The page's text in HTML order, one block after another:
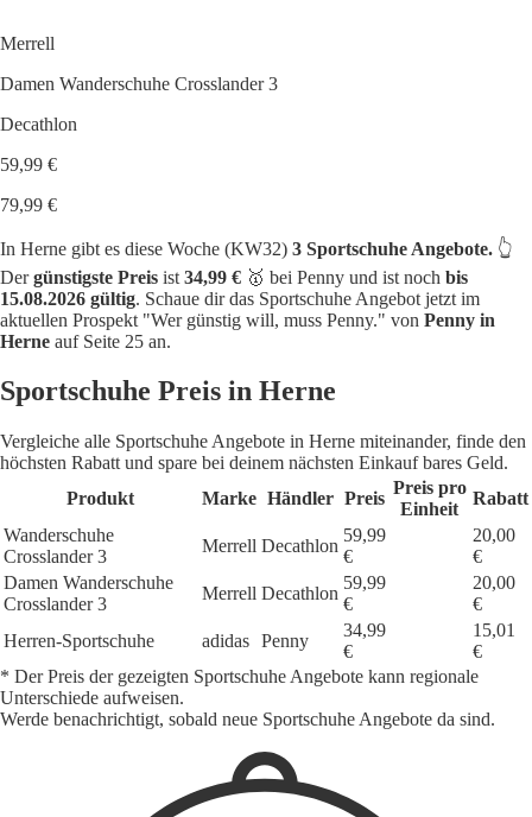
Merrell
Damen Wanderschuhe Crosslander 3
Decathlon
59,99 €
79,99 €
In Herne gibt es diese Woche (KW32) 3 Sportschuhe Angebote. 👆
Dergünstigste Preis ist 34,99 € 🥇 bei Penny und ist noch bis
15.08.2026 gültig. Schaue dir das Sportschuhe Angebot jetzt im
aktuellen Prospekt "Wer günstig will, muss Penny." von Penny in
Herne auf Seite 25 an.
Sportschuhe Preis in Herne
Vergleiche alle Sportschuhe Angebote in Herne miteinander, finde den
höchsten Rabatt und spare bei deinem nächsten Einkauf bares Geld.
Produkt
Marke Händler Preis
Preis pro
Einheit
Rabatt
Wanderschuhe
Crosslander 3
Merrell Decathlon
59,99
€
20,00
€
Damen Wanderschuhe
Crosslander 3
Merrell Decathlon
59,99
€
20,00
€
Herren-Sportschuhe
adidas Penny
34,99
€
15,01
€
* Der Preis der gezeigten Sportschuhe Angebote kann regionale
Unterschiede aufweisen.
Werde benachrichtigt, sobald neue Sportschuhe Angebote da sind.